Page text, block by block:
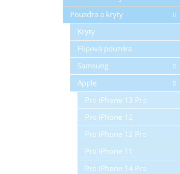
Pouzdra a kryty
Kryty
Flipová pouzdra
Samsung
Apple
Pro iPhone 13 Pro
Pro iPhone 12
Pro iPhone 12 Pro
Pro iPhone 11
Pro iPhone 14 Pro